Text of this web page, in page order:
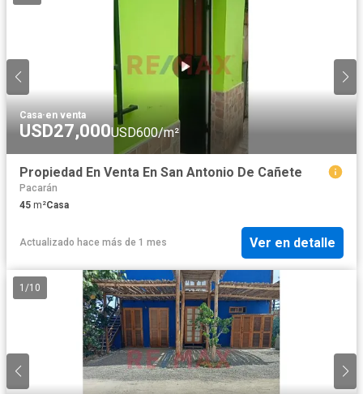
Casa·en venta
USD27,000USD600/m²
Propiedad En Venta En San Antonio De Cañete
Pacarán
45 m²Casa
Actualizado hace más de 1 mes Ver en detalle
1 /10